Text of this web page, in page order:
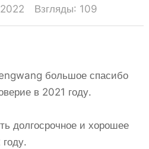
2022 Взгляды: 109
большое спасибо
в 2021 году.
долгосрочное и хорошее